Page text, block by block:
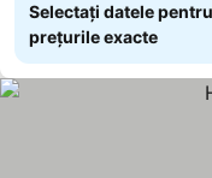
Selectați datele
prețurile exacte